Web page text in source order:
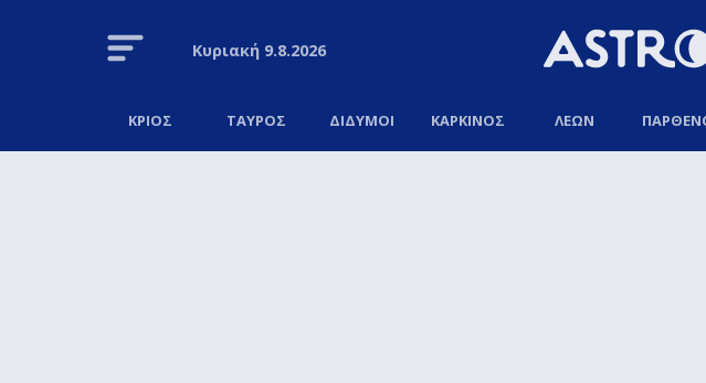
Κυριακή9.8.2026
ΚΡΙΟΣ ΤΑΥΡΟΣ ΔΙΔΥΜΟΙ ΚΑΡΚΙΝΟΣ ΛΕΩΝ